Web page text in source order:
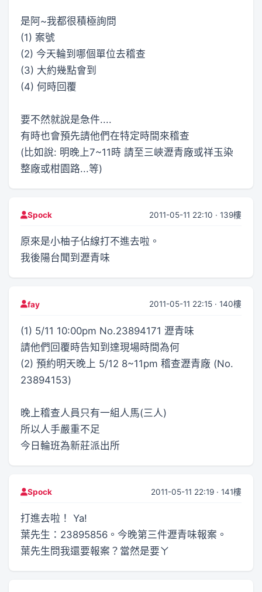
是阿~我都很積極詢問
(1) 案號
(2) 今天輪到哪個單位去稽查
(3) 大約幾點會到
(4) 何時回覆
要不然就說是急件....
有時也會預先請他們在特定時間來稽查
(比如說: 明晚上7~11時 請至三峽瀝青廠或祥玉染
整廠或柑園路...等)
Spock 2011-05-11 22:10 · 139樓
原來是小柚子佔線打不進去啦。
我後陽台聞到瀝青味
fay 2011-05-11 22:15 · 140樓
(1) 5/11 10:00pm No.23894171 瀝青味
請他們回覆時告知到達現場時間為何
(2) 預約明天晚上 5/12 8~11pm 稽查瀝青廠 (No.
23894153)
晚上稽查人員只有一組人馬(三人)
所以人手嚴重不足
今日輪班為新莊派出所
Spock 2011-05-11 22:19 · 141樓
打進去啦！ Ya!
葉先生：23895856。今晚第三件瀝青味報案。
葉先生問我還要報案？當然是要ㄚ